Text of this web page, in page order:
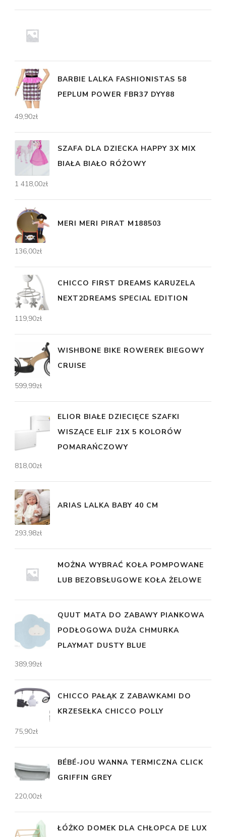
BARBIE LALKA FASHIONISTAS 58
PEPLUM POWER FBR37 DYY88
49,90zł
SZAFA DLA DZIECKA HAPPY 3X MIX
BIAŁA BIAŁO RÓŻOWY
1 418,00zł
MERI MERI PIRAT M188503
136,00zł
CHICCO FIRST DREAMS KARUZELA
NEXT2DREAMS SPECIAL EDITION
119,90zł
WISHBONE BIKE ROWEREK BIEGOWY
CRUISE
599,99zł
ELIOR BIAŁE DZIECIĘCE SZAFKI
WISZĄCE ELIF 21X 5 KOLORÓW
POMARAŃCZOWY
818,00zł
ARIAS LALKA BABY 40 CM
293,98zł
MOŻNA WYBRAĆ KOŁA POMPOWANE
LUB BEZOBSŁUGOWE KOŁA ŻELOWE
QUUT MATA DO ZABAWY PIANKOWA
PODŁOGOWA DUŻA CHMURKA
PLAYMAT DUSTY BLUE
389,99zł
CHICCO PAŁĄK Z ZABAWKAMI DO
KRZESEŁKA CHICCO POLLY
75,90zł
BÉBÉ-JOU WANNA TERMICZNA CLICK
GRIFFIN GREY
220,00zł
ŁÓŻKO DOMEK DLA CHŁOPCA DE LUX